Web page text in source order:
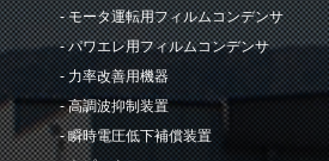
モータ運転用フィルムコンデンサ
パワエレ用フィルムコンデンサ
力率改善用機器
高調波抑制装置
瞬時電圧低下補償装置